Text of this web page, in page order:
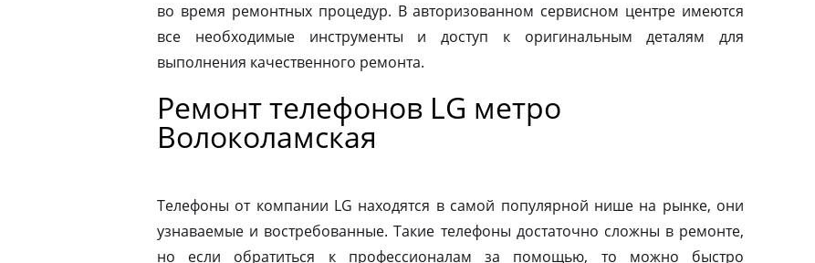
во время ремонтных процедур. В авторизованном сервисном центре имеются
все необходимые инструменты и доступ к оригинальным деталям для
выполнения качественного ремонта.
Ремонт телефонов LG метро
Волоколамская
Телефоны от компании LG находятся в самой популярной нише на рынке, они
узнаваемые и востребованные. Такие телефоны достаточно сложны в ремонте,
но если обратиться к профессионалам за помощью, то можно быстро